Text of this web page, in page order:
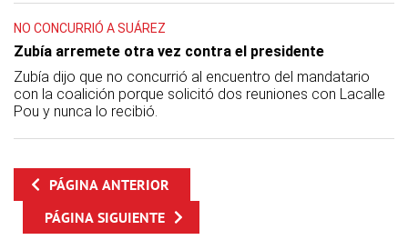
NO CONCURRIÓ A SUÁREZ
Zubía arremete otra vez contra el presidente
Zubía dijo que no concurrió al encuentro del mandatario
con la coalición porque solicitó dos reuniones con Lacalle
Pou y nunca lo recibió.
PÁGINA ANTERIOR
PÁGINA SIGUIENTE